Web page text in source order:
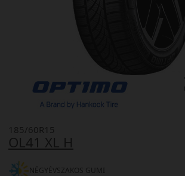
OL41 XL H
185/60R15
NÉGYÉVSZAKOS GUMI